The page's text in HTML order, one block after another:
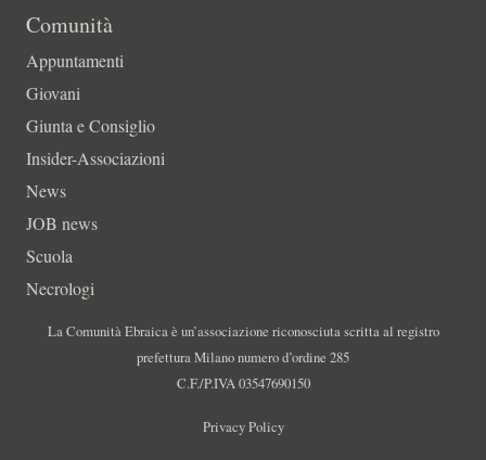
Comunità
Appuntamenti
Giovani
Giunta e Consiglio
Insider-Associazioni
News
JOB news
Scuola
Necrologi
La Comunità Ebraica è un’associazione riconosciuta scritta al registro
prefettura Milano numero d’ordine 285
C.F./P.IVA 03547690150
Privacy Policy